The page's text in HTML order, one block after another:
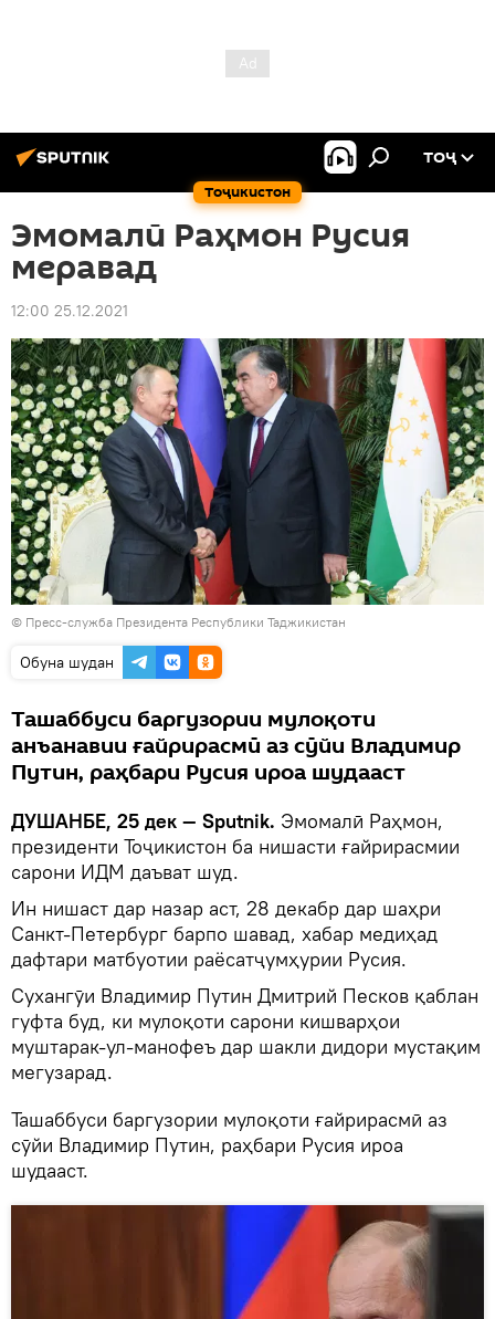
Тоҷикистон
ТОҶ
Эмомалӣ Раҳмон Русия
меравад
12:00 25.12.2021
© Пресс-служба Президента Республики Таджикистан
Обуна шудан
Ташаббуси баргузории мулоқоти
анъанавии ғайрирасмӣ аз сӯйи Владимир
Путин, раҳбари Русия ироа шудааст
ДУШАНБЕ, 25 дек — Sputnik. Эмомалӣ Раҳмон,
президенти Тоҷикистон ба нишасти ғайрирасмии
сарони ИДМ даъват шуд.
Ин нишаст дар назар аст, 28 декабр дар шаҳри
Санкт-Петербург барпо шавад, хабар медиҳад
дафтари матбуотии раёсатҷумҳурии Русия.
Сухангӯи Владимир Путин Дмитрий Песков қаблан
гуфта буд, ки мулоқоти сарони кишварҳои
муштарак-ул-манофеъ дар шакли дидори мустақим
мегузарад.
Ташаббуси баргузории мулоқоти ғайрирасмӣ аз
сӯйи Владимир Путин, раҳбари Русия ироа
шудааст.